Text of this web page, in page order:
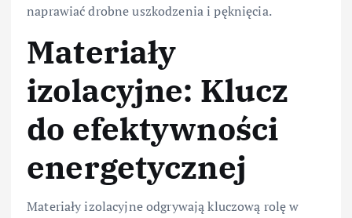
naprawiać drobne uszkodzenia i pęknięcia.
Materiały
izolacyjne: Klucz
do efektywności
energetycznej
Materiały izolacyjne odgrywają kluczową rolę w